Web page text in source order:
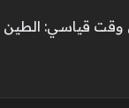
وقت قياسي: الطين